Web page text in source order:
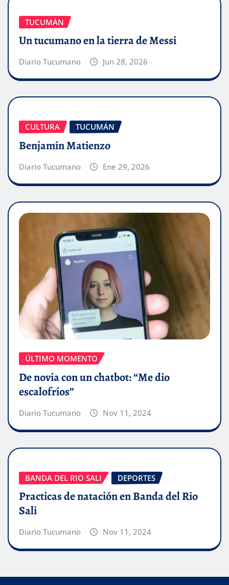
TUCUMÁN
Un tucumano en la tierra de Messi
Diario Tucumano Jun 28, 2026
CULTURA TUCUMÁN
Benjamín Matienzo
Diario Tucumano Ene 29, 2026
ÚLTIMO MOMENTO
De novia con un chatbot: “Me dio
escalofríos”
Diario Tucumano Nov 11, 2024
BANDA DEL RIO SALI DEPORTES
Practicas de natación en Banda del Rio
Sali
Diario Tucumano Nov 11, 2024